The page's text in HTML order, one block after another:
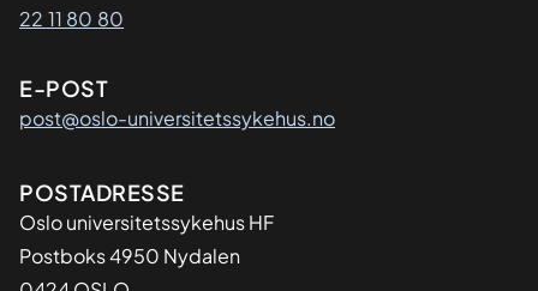
22 11 80 80
E-POST
post@oslo-universitetssykehus.no
Adresse
POSTADRESSE
Oslo universitetssykehus HF
Postboks 4950 Nydalen